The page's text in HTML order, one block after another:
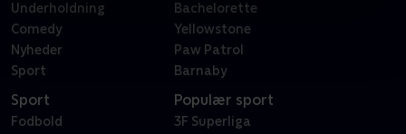
Underholdning
Comedy
Nyheder
Sport
Bachelorette
Yellowstone
Paw Patrol
Barnaby
Sport
Fodbold
Populær sport
3F Superliga